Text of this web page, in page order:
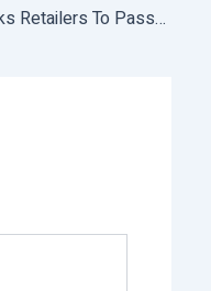
Government Asks Retailers To Pass On Lower Wholesale Rates Of Pulses To Consumers